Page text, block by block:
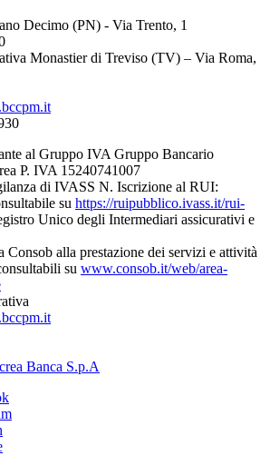
Decimo (PN) - Via Trento, 1
Monastier di Treviso (TV) – Via Roma,
al Gruppo IVA Gruppo Bancario
P. IVA 15240741007
di IVASS N. Iscrizione al RUI:
su https://ruipubblico.ivass.it/rui-
Unico degli Intermediari assicurativi e
Consob alla prestazione dei servizi e attività
su www.consob.it/web/area-
Banca S.p.A